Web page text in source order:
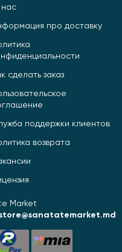
про доставку
сделать заказ
поддержки клиентов
возврата
Market